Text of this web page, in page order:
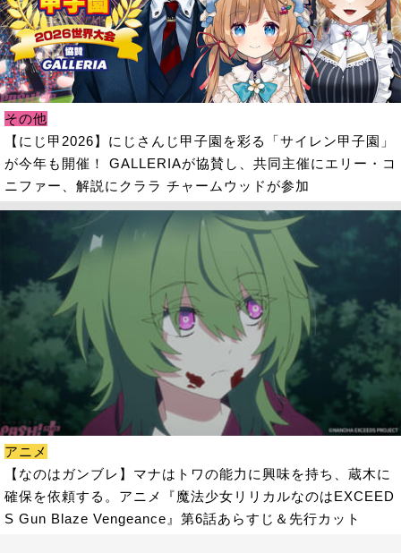
その他
【にじ甲2026】にじさんじ甲子園を彩る「サイレン甲子園」
が今年も開催！ GALLERIAが協賛し、共同主催にエリー・コ
ニファー、解説にクララ チャームウッドが参加
アニメ
【なのはガンブレ】マナはトワの能力に興味を持ち、蔵木に
確保を依頼する。アニメ『魔法少女リリカルなのはEXCEED
S Gun Blaze Vengeance』第6話あらすじ＆先行カット